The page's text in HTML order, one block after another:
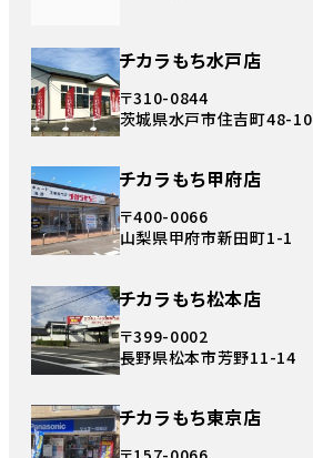
チカラもち水戸店
〒310-0844
茨城県水戸市住吉町48-10
チカラもち甲府店
〒400-0066
山梨県甲府市新田町1-1
チカラもち松本店
〒399-0002
長野県松本市芳野11-14
チカラもち東京店